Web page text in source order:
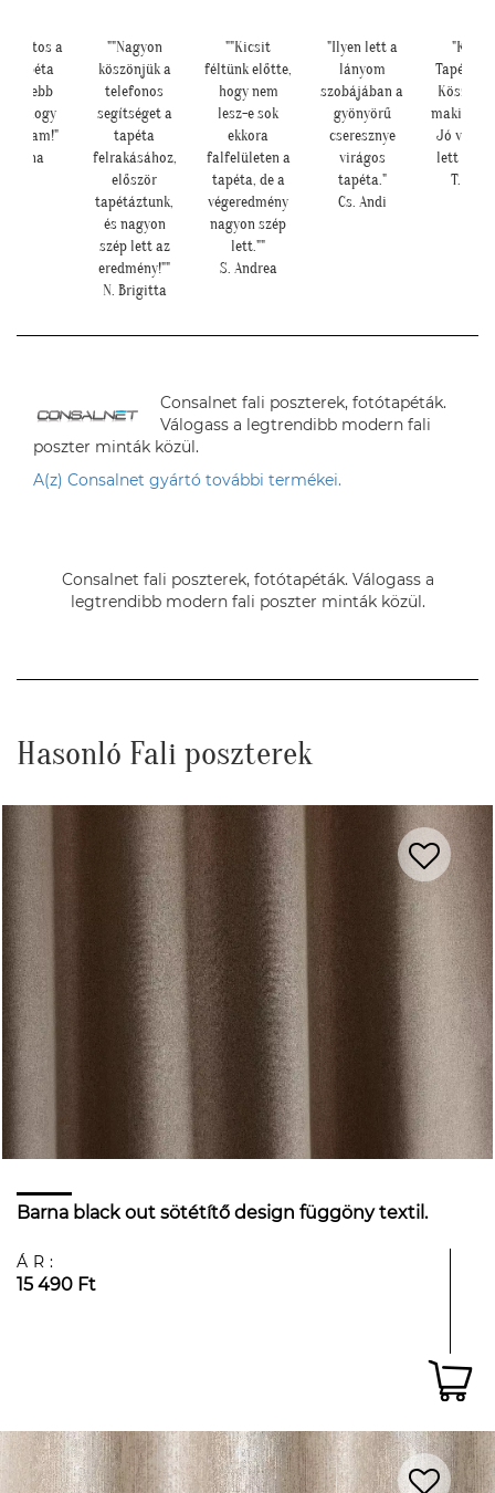
a
szebb
ahogy
Ilona
""Nagyon
köszönjük a
telefonos
segítséget a
tapéta
felrakásához,
először
tapétáztunk,
és nagyon
szép lett az
eredmény!""
N. Brigitta
""Kicsit
féltünk előtte,
hogy nem
lesz-e sok
ekkora
falfelületen a
tapéta, de a
végeredmény
nagyon szép
lett.""
S. Andrea
"Ilyen lett a
lányom
szobájában a
gyönyörű
cseresznye
virágos
tapéta."
Cs. Andi
makis
Jó
lett
T.
Consalnet fali poszterek, fotótapéták.
Válogass a legtrendibb modern fali
poszter minták közül.
A(z) Consalnet gyártó további termékei.
Consalnet fali poszterek, fotótapéták. Válogass a
legtrendibb modern fali poszter minták közül.
Hasonló Fali poszterek
Barna black out sötétítő design függöny textil.
ÁR:
15 490 Ft